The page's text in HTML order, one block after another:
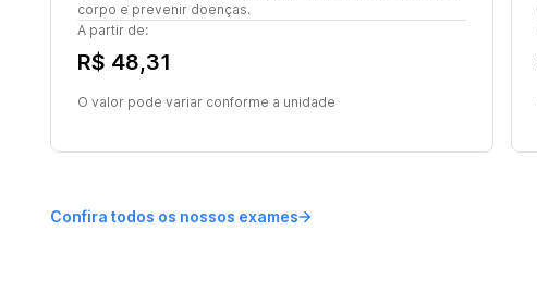
corpo e prevenir doenças.
A partir de:
R$ 48,31
O valor pode variar conforme a unidade
Confira todos os nossos exames